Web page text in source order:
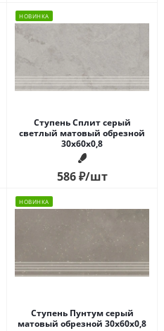
НОВИНКА
Ступень Сплит серый
светлый матовый обрезной
30x60x0,8
586₽/шт
НОВИНКА
Ступень Пунтум серый
матовый обрезной 30x60x0,8